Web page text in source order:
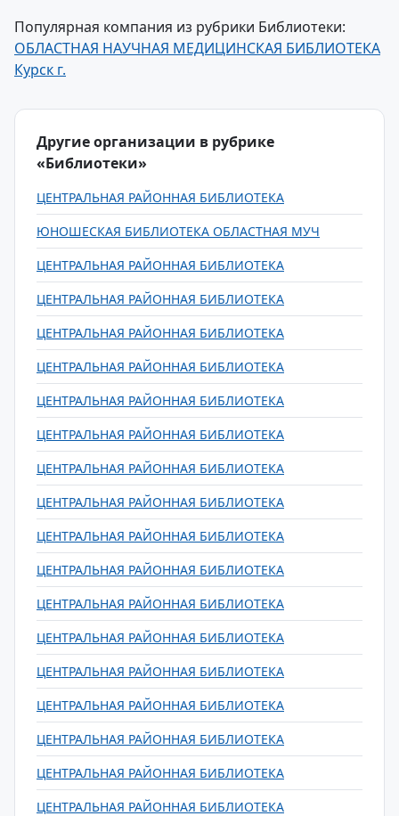
Популярная компания из рубрики Библиотеки:
ОБЛАСТНАЯ НАУЧНАЯ МЕДИЦИНСКАЯ БИБЛИОТЕКА
Курск г.
Другие организации в рубрике
«Библиотеки»
ЦЕНТРАЛЬНАЯ РАЙОННАЯ БИБЛИОТЕКА
ЮНОШЕСКАЯ БИБЛИОТЕКА ОБЛАСТНАЯ МУЧ
ЦЕНТРАЛЬНАЯ РАЙОННАЯ БИБЛИОТЕКА
ЦЕНТРАЛЬНАЯ РАЙОННАЯ БИБЛИОТЕКА
ЦЕНТРАЛЬНАЯ РАЙОННАЯ БИБЛИОТЕКА
ЦЕНТРАЛЬНАЯ РАЙОННАЯ БИБЛИОТЕКА
ЦЕНТРАЛЬНАЯ РАЙОННАЯ БИБЛИОТЕКА
ЦЕНТРАЛЬНАЯ РАЙОННАЯ БИБЛИОТЕКА
ЦЕНТРАЛЬНАЯ РАЙОННАЯ БИБЛИОТЕКА
ЦЕНТРАЛЬНАЯ РАЙОННАЯ БИБЛИОТЕКА
ЦЕНТРАЛЬНАЯ РАЙОННАЯ БИБЛИОТЕКА
ЦЕНТРАЛЬНАЯ РАЙОННАЯ БИБЛИОТЕКА
ЦЕНТРАЛЬНАЯ РАЙОННАЯ БИБЛИОТЕКА
ЦЕНТРАЛЬНАЯ РАЙОННАЯ БИБЛИОТЕКА
ЦЕНТРАЛЬНАЯ РАЙОННАЯ БИБЛИОТЕКА
ЦЕНТРАЛЬНАЯ РАЙОННАЯ БИБЛИОТЕКА
ЦЕНТРАЛЬНАЯ РАЙОННАЯ БИБЛИОТЕКА
ЦЕНТРАЛЬНАЯ РАЙОННАЯ БИБЛИОТЕКА
ЦЕНТРАЛЬНАЯ РАЙОННАЯ БИБЛИОТЕКА